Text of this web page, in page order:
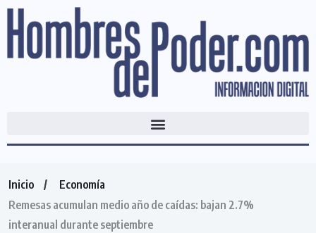
Inicio
Economía
Remesas acumulan medio año de caídas: bajan 2.7%
interanual durante septiembre